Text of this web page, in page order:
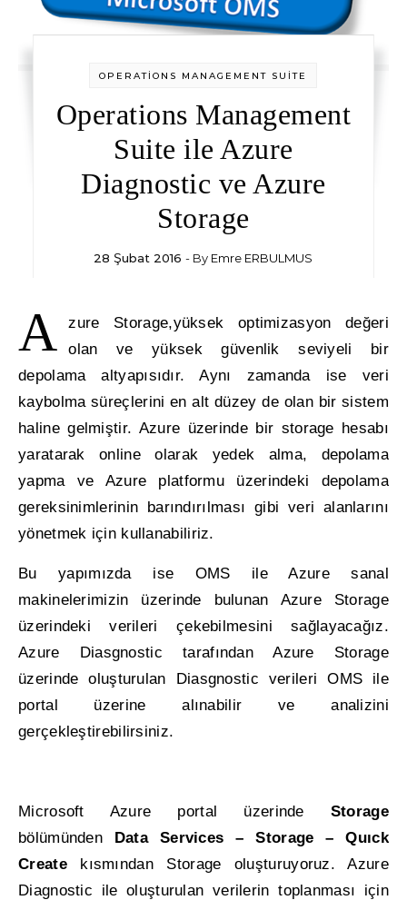
OPERATİONS MANAGEMENT SUİTE
Operations Management
Suite ile Azure
Diagnostic ve Azure
Storage
28 Şubat 2016 - By Emre ERBULMUS
A zure Storage,yüksek optimizasyon değeri
olan ve yüksek güvenlik seviyeli bir
depolama altyapısıdır. Aynı zamanda ise veri
kaybolma süreçlerini en alt düzey de olan bir sistem
haline gelmiştir. Azure üzerinde bir storage hesabı
yaratarak online olarak yedek alma, depolama
yapma ve Azure platformu üzerindeki depolama
gereksinimlerinin barındırılması gibi veri alanlarını
yönetmek için kullanabiliriz.
Bu yapımızda ise OMS ile Azure sanal
makinelerimizin üzerinde bulunan Azure Storage
üzerindeki verileri çekebilmesini sağlayacağız.
Azure Diasgnostic tarafından Azure Storage
üzerinde oluşturulan Diasgnostic verileri OMS ile
portal üzerine alınabilir ve analizini
gerçekleştirebilirsiniz.
Microsoft Azure portal üzerinde Storage
bölümünden Data Services – Storage – Quıck
Create kısmından Storage oluşturuyoruz. Azure
Diagnostic ile oluşturulan verilerin toplanması için